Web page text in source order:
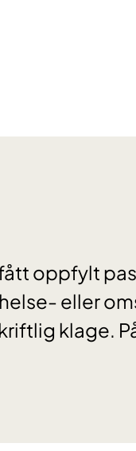
oppfylt
eller
klage.